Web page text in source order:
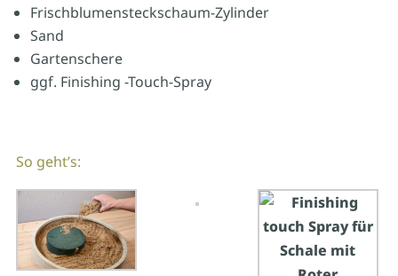
Frischblumensteckschaum-Zylinder
Sand
Gartenschere
ggf. Finishing -Touch-Spray
So geht’s: